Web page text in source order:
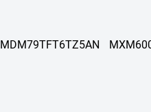
MDM79TFT6TZ5AN